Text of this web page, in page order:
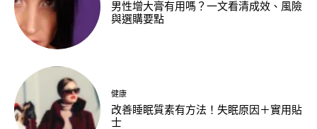
男性增大膏有用嗎？一文看清成效、風險
與選購要點
健康
改善睡眠質素有方法！失眠原因＋實用貼
士